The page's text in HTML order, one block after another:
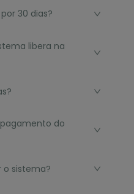
30 dias?
libera na
do
sistema?